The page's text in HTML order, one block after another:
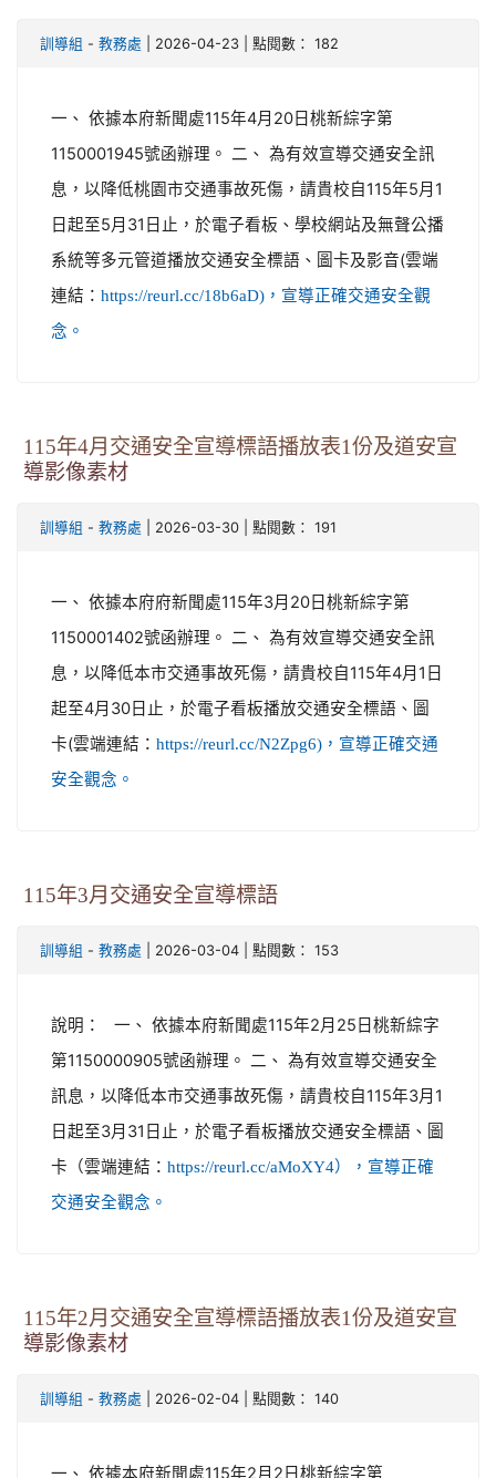
訓導組 - 教務處 | 2026-04-23 | 點閱數： 182
一、 依據本府新聞處115年4月20日桃新綜字第
1150001945號函辦理。 二、 為有效宣導交通安全訊
息，以降低桃園市交通事故死傷，請貴校自115年5月1
日起至5月31日止，於電子看板、學校網站及無聲公播
系統等多元管道播放交通安全標語、圖卡及影音(雲端
連結： https://reurl.cc/18b6aD)，宣導正確交通安全觀
念。
115年4月交通安全宣導標語播放表1份及道安宣
導影像素材
訓導組 - 教務處 | 2026-03-30 | 點閱數： 191
一、 依據本府府新聞處115年3月20日桃新綜字第
1150001402號函辦理。 二、 為有效宣導交通安全訊
息，以降低本市交通事故死傷，請貴校自115年4月1日
起至4月30日止，於電子看板播放交通安全標語、圖
卡(雲端連結： https://reurl.cc/N2Zpg6)，宣導正確交通
安全觀念。
115年3月交通安全宣導標語
訓導組 - 教務處 | 2026-03-04 | 點閱數： 153
說明： 一、 依據本府新聞處115年2月25日桃新綜字
第1150000905號函辦理。 二、 為有效宣導交通安全
訊息，以降低本市交通事故死傷，請貴校自115年3月1
日起至3月31日止，於電子看板播放交通安全標語、圖
卡（雲端連結： https://reurl.cc/aMoXY4），宣導正確
交通安全觀念。
115年2月交通安全宣導標語播放表1份及道安宣
導影像素材
訓導組 - 教務處 | 2026-02-04 | 點閱數： 140
一、 依據本府新聞處115年2月2日桃新綜字第